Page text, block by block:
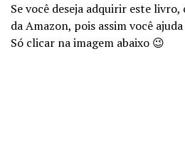
Se você deseja adquirir este
da Amazon, pois assim você
Só clicar na imagem abaixo 😉